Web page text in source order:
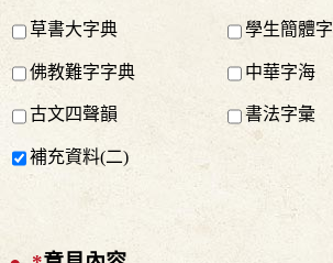
草書大字典 學生簡體
佛教難字字典 中華字海
古文四聲韻 書法字彙
補充資料(二)